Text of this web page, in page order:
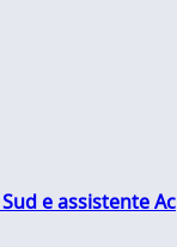
e assistente Ac